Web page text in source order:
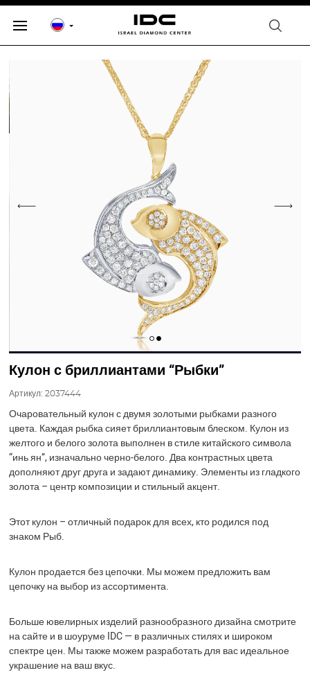
Кулон с бриллиантами “Рыбки”
Артикул:2037444
Очаровательный кулон с двумя золотыми рыбками разного
цвета. Каждая рыбка сияет бриллиантовым блеском. Кулон из
желтого и белого золота выполнен в стиле китайского символа
“инь ян”, изначально черно-белого. Два контрастных цвета
дополняют друг друга и задают динамику. Элементы из гладкого
золота – центр композиции и стильный акцент.
Этот кулон – отличный подарок для всех, кто родился под
знаком Рыб.
Кулон продается без цепочки. Мы можем предложить вам
цепочку на выбор из ассортимента.
Больше ювелирных изделий разнообразного дизайна смотрите
на сайте и в шоуруме IDC — в различных стилях и широком
спектре цен. Мы также можем разработать для вас идеальное
украшение на ваш вкус.